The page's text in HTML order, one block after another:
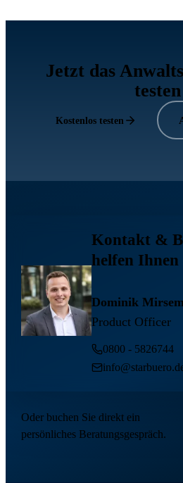
Jetzt das
testen
Kostenlos testen
Kontakt &
helfen Ihnen
Dominik
Product Officer
0800 - 5826744
Oder buchen Sie direkt ein
persönliches Beratungsgespräch.